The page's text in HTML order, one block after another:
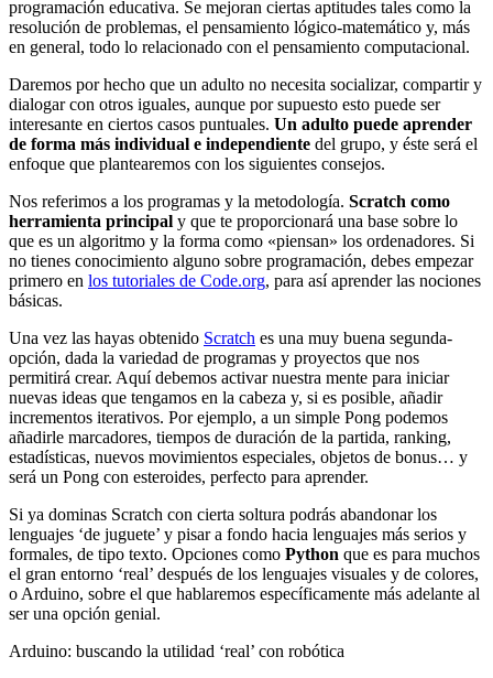
programación educativa. Se mejoran ciertas aptitudes tales como la
resolución de problemas, el pensamiento lógico-matemático y, más
en general, todo lo relacionado con el pensamiento computacional.
Daremos por hecho que un adulto no necesita socializar, compartir y
dialogar con otros iguales, aunque por supuesto esto puede ser
interesante en ciertos casos puntuales. Un adulto puede aprender
de forma más individual e independiente del grupo, y éste será el
enfoque que plantearemos con los siguientes consejos.
Nos referimos a los programas y la metodología. Scratch como
herramienta principal y que te proporcionará una base sobre lo
que es un algoritmo y la forma como «piensan» los ordenadores. Si
no tienes conocimiento alguno sobre programación, debes empezar
primero en los tutoriales de Code.org, para así aprender las nociones
básicas.
Una vez las hayas obtenido Scratch es una muy buena segunda-
opción, dada la variedad de programas y proyectos que nos
permitirá crear. Aquí debemos activar nuestra mente para iniciar
nuevas ideas que tengamos en la cabeza y, si es posible, añadir
incrementos iterativos. Por ejemplo, a un simple Pong podemos
añadirle marcadores, tiempos de duración de la partida, ranking,
estadísticas, nuevos movimientos especiales, objetos de bonus… y
será un Pong con esteroides, perfecto para aprender.
Si ya dominas Scratch con cierta soltura podrás abandonar los
lenguajes ‘de juguete’ y pisar a fondo hacia lenguajes más serios y
formales, de tipo texto. Opciones como Python que es para muchos
el gran entorno ‘real’ después de los lenguajes visuales y de colores,
o Arduino, sobre el que hablaremos específicamente más adelante al
ser una opción genial.
Arduino: buscando la utilidad ‘real’ con robótica